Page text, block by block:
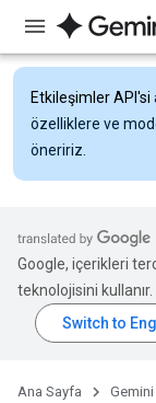
Etkileşimler API'si
özelliklere ve
öneririz.
Google, içerikleri
teknolojisini
Ana Sayfa Gemini